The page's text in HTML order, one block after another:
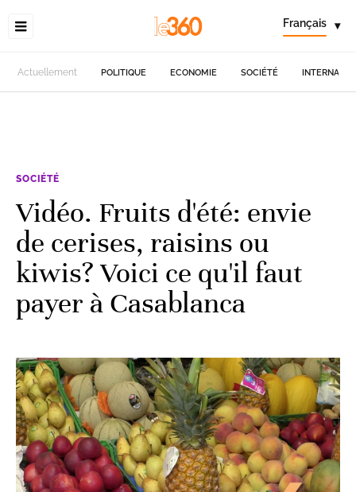
Français ▾
Actuellement POLITIQUE ECONOMIE SOCIÉTÉ
SOCIÉTÉ
Vidéo. Fruits d'été: envie
de cerises, raisins ou
kiwis? Voici ce qu'il faut
payer à Casablanca